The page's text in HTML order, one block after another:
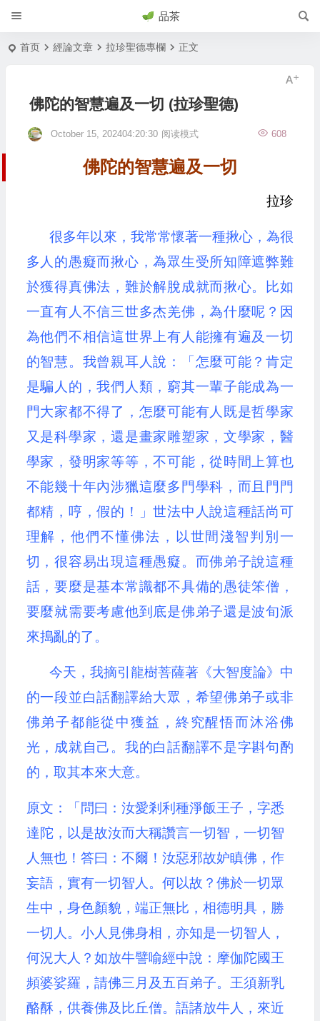
品茶
首页 經論文章 拉珍聖德專欄 正文
佛陀的智慧遍及一切 (拉珍聖德)
October 15, 202404:20:30 608
阅读模式
佛陀的智慧遍及一切
拉珍
很多年以來，我常常懷著一種揪心，為很
多人的愚癡而揪心，為眾生受所知障遮弊難
於獲得真佛法，難於解脫成就而揪心。比如
一直有人不信三世多杰羌佛，為什麼呢？因
為他們不相信這世界上有人能擁有遍及一切
的智慧。我曾親耳人說：「怎麼可能？肯定
是騙人的，我們人類，窮其一輩子能成為一
門大家都不得了，怎麼可能有人既是哲學家
又是科學家，還是畫家雕塑家，文學家，醫
學家，發明家等等，不可能，從時間上算也
不能幾十年內涉獵這麼多門學科，而且門門
都精，哼，假的！」世法中人說這種話尚可
理解，他們不懂佛法，以世間淺智判別一
切，很容易出現這種愚癡。而佛弟子說這種
話，要麼是基本常識都不具備的愚徒笨僧，
要麼就需要考慮他到底是佛弟子還是波旬派
來搗亂的了。
今天，我摘引龍樹菩薩著《大智度論》中
的一段並白話翻譯給大眾，希望佛弟子或非
佛弟子都能從中獲益，終究醒悟而沐浴佛
光，成就自己。我的白話翻譯不是字斟句酌
的，取其本來大意。
原文：「問曰：汝愛剎利種淨飯王子，字悉
達陀，以是故汝而大稱讚言一切智，一切智
人無也！答曰：不爾！汝惡邪故妒瞋佛，作
妄語，實有一切智人。何以故？佛於一切眾
生中，身色顏貌，端正無比，相德明具，勝
一切人。小人見佛身相，亦知是一切智人，
何況大人？如放牛譬喻經中說：摩伽陀國王
頻婆娑羅，請佛三月及五百弟子。王須新乳
酪酥，供養佛及比丘僧。語諸放牛人，來近